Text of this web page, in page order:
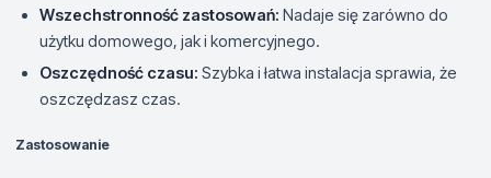
Wszechstronność zastosowań: Nadaje się zarówno do
użytku domowego, jak i komercyjnego.
Oszczędność czasu: Szybka i łatwa instalacja sprawia, że
oszczędzasz czas.
Zastosowanie